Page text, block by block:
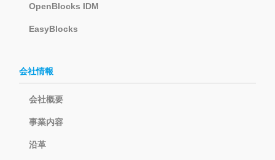
OpenBlocks IDM
EasyBlocks
会社情報
会社概要
事業内容
沿革